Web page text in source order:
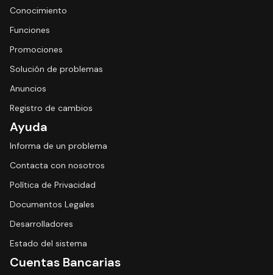
Conocimiento
Funciones
Promociones
Solución de problemas
Anuncios
Registro de cambios
Ayuda
Informa de un problema
Contacta con nosotros
Política de Privacidad
Documentos Legales
Desarrolladores
Estado del sistema
Cuentas Bancarias